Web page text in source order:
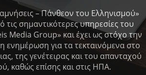
– Πάνθεον του Ελληνισμού»
τις σημαντικότερες υπηρεσίες του
Media Group» και έχει ως στόχο την
ενημέρωση για τα τεκταινόμενα στο
της γενέτειρας και του απανταχού
καθώς επίσης και στις ΗΠΑ.